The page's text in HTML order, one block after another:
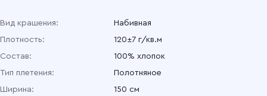
Вид крашения:
Набивная
Плотность:
120±7 г/кв.м
Состав:
100% хлопок
Тип плетения:
Полотняное
Ширина:
150 см